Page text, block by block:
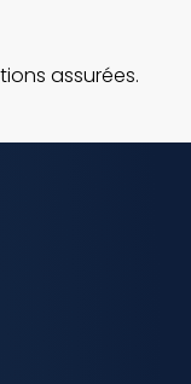
assurées.